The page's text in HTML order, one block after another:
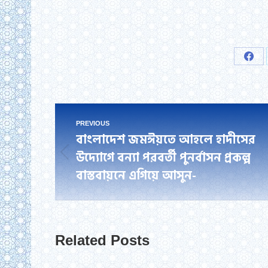
Post
navigation
PREVIOUS
Previous
post:
বাংলাদেশ জমঈয়তে আহলে হাদীসের
উদ্যোগে বন্যা পরবর্তী পুনর্বাসন প্রকল্প
বাস্তবায়নে এগিয়ে আসুন-
Related Posts